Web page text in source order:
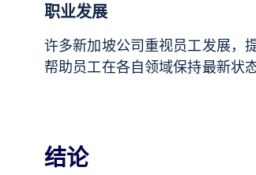
职业发展
许多新加坡公司重视员工发展，
帮助员工在各自领域保持最新状
结论